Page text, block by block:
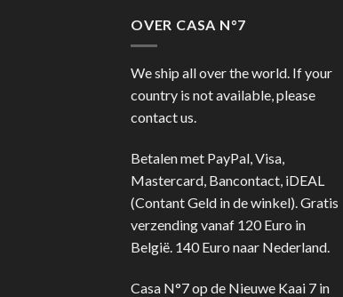
OVER CASA N°7
We ship all over the world. If your
country is not available, please
contact us.
Betalen met PayPal, Visa,
Mastercard, Bancontact, iDEAL
(Contant Geld in de winkel). Gratis
verzending vanaf 120 Euro in
België. 140 Euro naar Nederland.
Casa N°7 op de Nieuwe Kaai 7 in